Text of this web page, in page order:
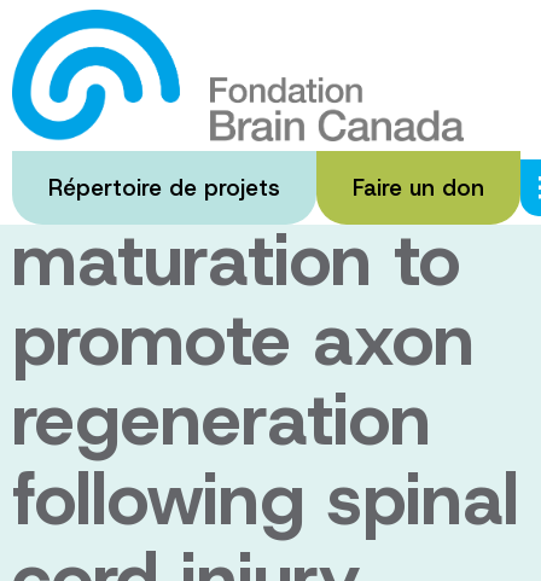
Passer
au
contenu
principal
Répertoire de projets Faire un don
Targeting
neuronal
maturation to
promote axon
regeneration
following spinal